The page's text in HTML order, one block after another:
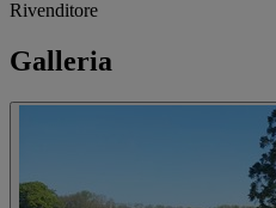
Rivenditore
Galleria